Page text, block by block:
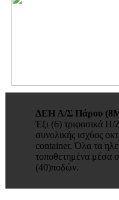
ΔΕΗ Α/Σ Πάρου
Έξι (6) τριφασικά Η/
συνολικής ισχύος
container. Όλα τα
τοποθετημένα μέσα
(40)ποδών.